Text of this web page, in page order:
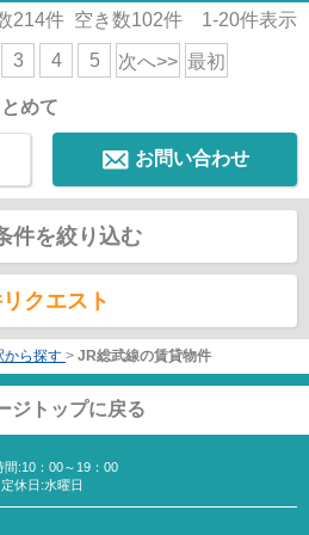
214件 空き数102件 1-20件表示
3 4 5 次へ>> 最初
めて
お問い合わせ
件を絞り込む
クエスト
から探す > JR総武線の賃貸物件
ジトップに戻る
間:10：00～19：00
定休日:水曜日